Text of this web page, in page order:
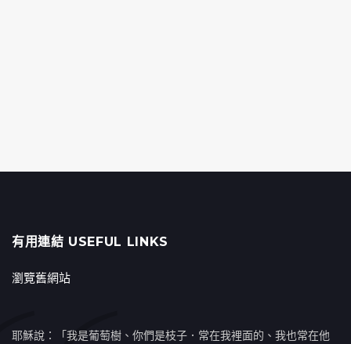
有用連結 USEFUL LINKS
瀏覽舊網站
耶穌說：「我是葡萄樹、你們是枝子．常在我裡面的、我也常在他